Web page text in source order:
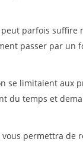
parfois
passer par un
se limitaient aux
du temps et
permettra de